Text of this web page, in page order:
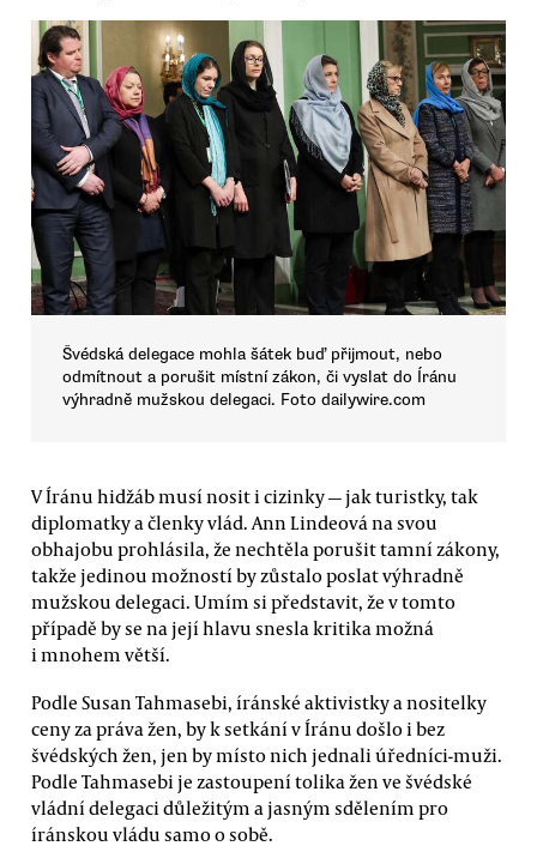
Švédská delegace mohla šátek buď přijmout, nebo
odmítnout a porušit místní zákon, či vyslat do Íránu
výhradně mužskou delegaci. Foto dailywire.com
V Íránu hidžáb musí nosit i cizinky — jak turistky, tak
diplomatky a členky vlád. Ann Lindeová na svou
obhajobu prohlásila, že nechtěla porušit tamní zákony,
takže jedinou možností by zůstalo poslat výhradně
mužskou delegaci. Umím si představit, že v tomto
případě by se na její hlavu snesla kritika možná
i mnohem větší.
Podle Susan Tahmasebi, íránské aktivistky a nositelky
ceny za práva žen, by k setkání v Íránu došlo i bez
švédských žen, jen by místo nich jednali úředníci-muži.
Podle Tahmasebi je zastoupení tolika žen ve švédské
vládní delegaci důležitým a jasným sdělením pro
íránskou vládu samo o sobě.